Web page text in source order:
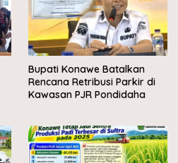
Bupati Konawe Batalkan
Rencana Retribusi Parkir di
Kawasan PJR Pondidaha